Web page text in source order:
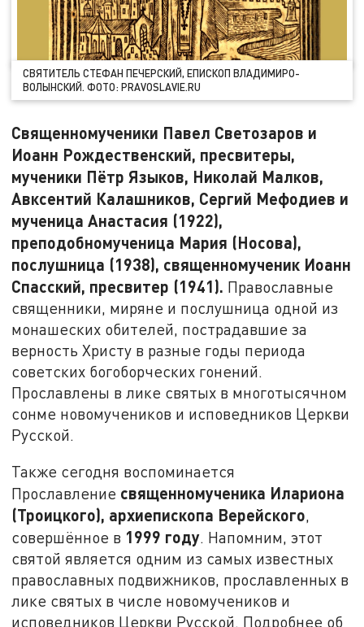
СВЯТИТЕЛЬ СТЕФАН ПЕЧЕРСКИЙ, ЕПИСКОП ВЛАДИМИРО-
ВОЛЫНСКИЙ. ФОТО: PRAVOSLAVIE.RU
Священномученики Павел Светозаров и
Иоанн Рождественский, пресвитеры,
мученики Пётр Языков, Николай Малков,
Авксентий Калашников, Сергий Мефодиев и
мученица Анастасия (1922),
преподобномученица Мария (Носова),
послушница (1938), священномученик Иоанн
Спасский, пресвитер (1941). Православные
священники, миряне и послушница одной из
монашеских обителей, пострадавшие за
верность Христу в разные годы периода
советских богоборческих гонений.
Прославлены в лике святых в многотысячном
сонме новомучеников и исповедников Церкви
Русской.
Также сегодня воспоминается
Прославление священномученика Илариона
(Троицкого), архиепископа Верейского,
совершённое в 1999 году. Напомним, этот
святой является одним из самых известных
православных подвижников, прославленных в
лике святых в числе новомучеников и
исповедников Церкви Русской. Подробнее об